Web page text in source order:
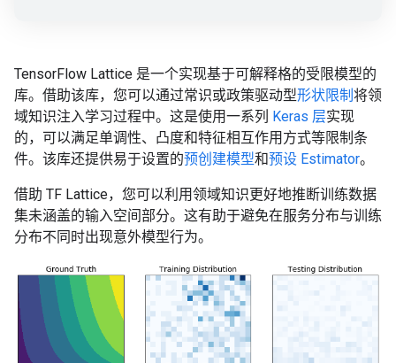
TensorFlow Lattice 是一个实现基于可解释格的受限模型的
库。借助该库，您可以通过常识或政策驱动型形状限制 将领
域知识注入学习过程中。这是使用一系列 Keras 层实现
的，可以满足单调性、凸度和特征相互作用方式等限制条
件。该库还提供易于设置的预创建模型和预设 Estimator。
借助 TF Lattice，您可以利用领域知识更好地推断训练数据
集未涵盖的输入空间部分。这有助于避免在服务分布与训练
分布不同时出现意外模型行为。